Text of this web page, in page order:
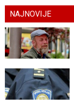
NAJNOVIJE